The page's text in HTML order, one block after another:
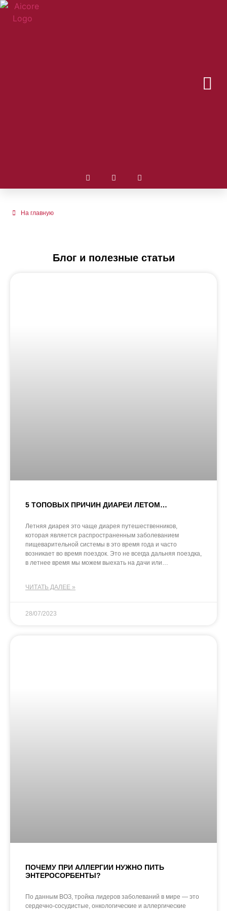
На главную
Блог и полезные статьи
5 ТОПОВЫХ ПРИЧИН ДИАРЕИ ЛЕТОМ…
Летняя диарея это чаще диарея путешественников,
которая является распространенным заболеванием
пищеварительной системы в это время года и часто
возникает во время поездок. Это не всегда дальняя поездка,
в летнее время мы можем выехать на дачи или…
ЧИТАТЬ ДАЛЕЕ »
28/07/2023
ПОЧЕМУ ПРИ АЛЛЕРГИИ НУЖНО ПИТЬ
ЭНТЕРОСОРБЕНТЫ?
По данным ВОЗ, тройка лидеров заболеваний в мире — это
сердечно-сосудистые, онкологические и аллергические